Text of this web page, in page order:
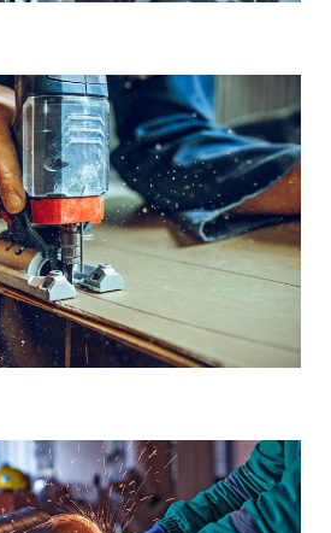
Media Title 5
Steel Cold Rolling